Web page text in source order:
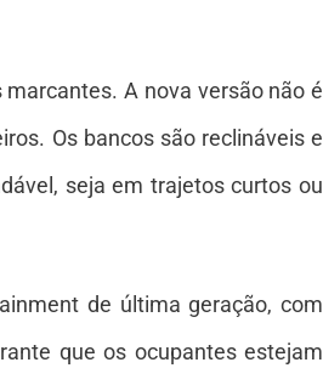
A nova versão não é
Os bancos são reclináveis e
seja em trajetos curtos ou
de última geração, com
que os ocupantes estejam